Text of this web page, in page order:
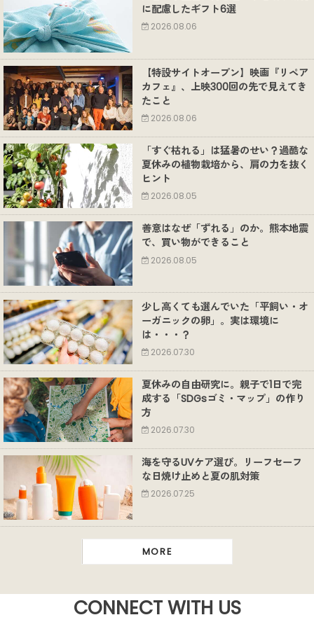
に配慮したギフト6選
2026.08.06
【特設サイトオープン】映画『リペア
カフェ』、上映300回の先で見えてき
たこと
2026.08.06
「すぐ枯れる」は猛暑のせい？過酷な
夏休みの植物栽培から、肩の力を抜く
ヒント
2026.08.05
善意はなぜ「ずれる」のか。熊本地震
で、買い物ができること
2026.08.05
少し高くても選んでいた「平飼い・オ
ーガニックの卵」。実は環境に
は・・・？
2026.07.30
夏休みの自由研究に。親子で1日で完
成する「SDGsゴミ・マップ」の作り
方
2026.07.30
海を守るUVケア選び。リーフセーフ
な日焼け止めと夏の肌対策
2026.07.25
MORE
CONNECT WITH US